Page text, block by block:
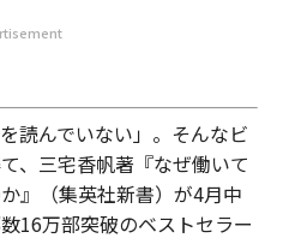
読んでいない」。そんなビ
、三宅香帆著『なぜ働いて
』（集英社新書）が4月中
16万部突破のベストセラー